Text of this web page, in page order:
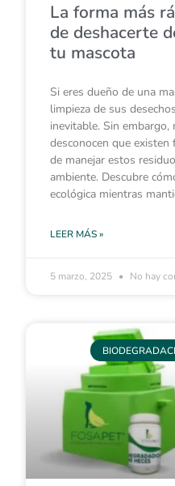
La forma más
de deshacerte
tu mascota
Si eres dueño de una
limpieza de sus
inevitable. Sin embargo,
desconocen que
de manejar estos
ambiente. Descubre
ecológica mientras
LEER MÁS »
5 marzo, 2025 No hay